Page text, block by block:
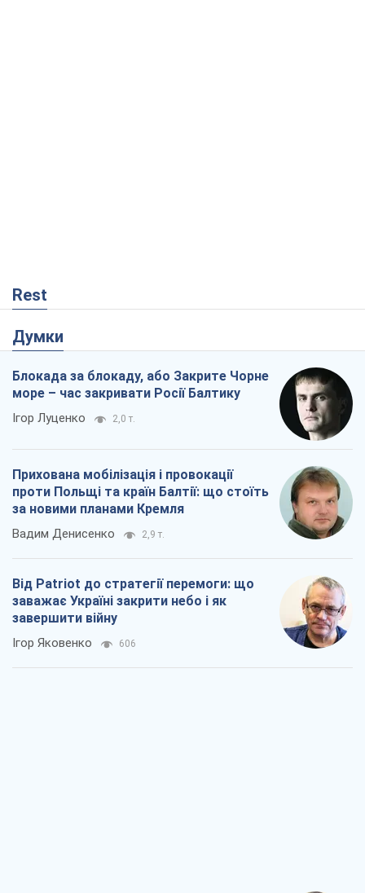
Rest
Думки
Блокада за блокаду, або Закрите Чорне
море – час закривати Росії Балтику
Ігор Луценко 2,0 т.
Прихована мобілізація і провокації
проти Польщі та країн Балтії: що стоїть
за новими планами Кремля
Вадим Денисенко 2,9 т.
Від Patriot до стратегії перемоги: що
заважає Україні закрити небо і як
завершити війну
Ігор Яковенко 606